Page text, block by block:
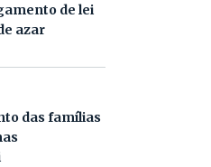
de lei
azar
das famílias